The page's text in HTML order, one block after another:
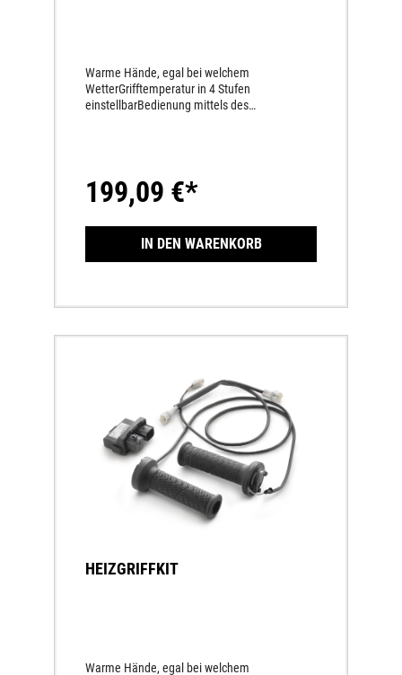
Warme Hände, egal bei welchem
WetterGrifftemperatur in 4 Stufen
einstellbarBedienung mittels des
199,09 €*
IN DEN WARENKORB
HEIZGRIFFKIT
Warme Hände, egal bei welchem